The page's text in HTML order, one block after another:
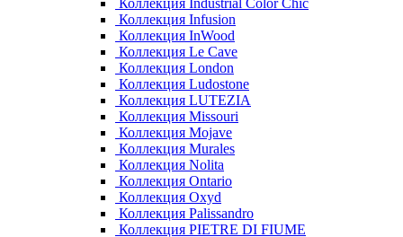
Коллекция Industrial Color Chic
Коллекция Infusion
Коллекция InWood
Коллекция Le Cave
Коллекция London
Коллекция Ludostone
Коллекция LUTEZIA
Коллекция Missouri
Коллекция Mojave
Коллекция Murales
Коллекция Nolita
Коллекция Ontario
Коллекция Oxyd
Коллекция Palissandro
Коллекция PIETRE DI FIUME